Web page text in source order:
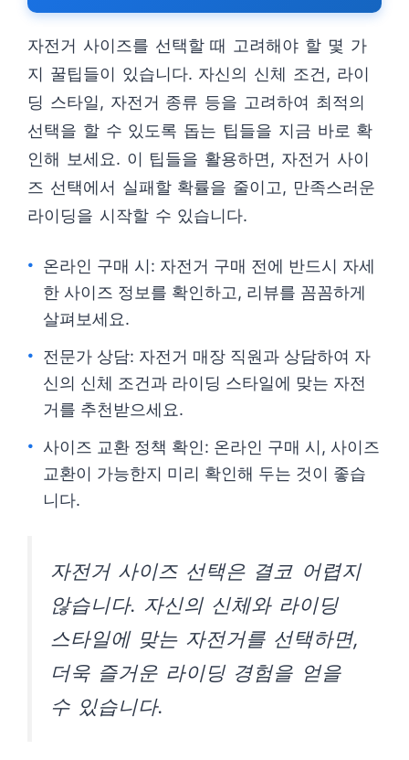
자전거 사이즈를 선택할 때 고려해야 할 몇 가
지 꿀팁들이 있습니다. 자신의 신체 조건, 라이
딩 스타일, 자전거 종류 등을 고려하여 최적의
선택을 할 수 있도록 돕는 팁들을 지금 바로 확
인해 보세요. 이 팁들을 활용하면, 자전거 사이
즈 선택에서 실패할 확률을 줄이고, 만족스러운
라이딩을 시작할 수 있습니다.
온라인 구매 시: 자전거 구매 전에 반드시 자세
한 사이즈 정보를 확인하고, 리뷰를 꼼꼼하게
살펴보세요.
전문가 상담: 자전거 매장 직원과 상담하여 자
신의 신체 조건과 라이딩 스타일에 맞는 자전
거를 추천받으세요.
사이즈 교환 정책 확인: 온라인 구매 시, 사이즈
교환이 가능한지 미리 확인해 두는 것이 좋습
니다.
자전거 사이즈 선택은 결코 어렵지
않습니다. 자신의 신체와 라이딩
스타일에 맞는 자전거를 선택하면,
더욱 즐거운 라이딩 경험을 얻을
수 있습니다.